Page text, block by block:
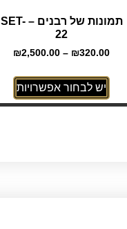
תמונות של רבנים – SET-
22
₪320.00
–
₪2,500.00
יש לבחור אפשרויות